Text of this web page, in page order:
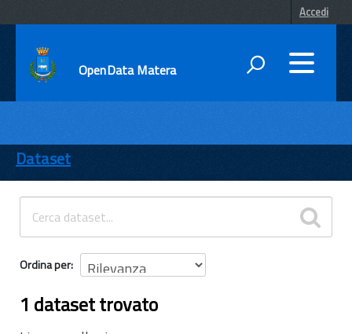
Accedi
OpenData Matera
ENTI
TEMI
INFORMAZIONI
Dataset
Ordina per
1 dataset trovato